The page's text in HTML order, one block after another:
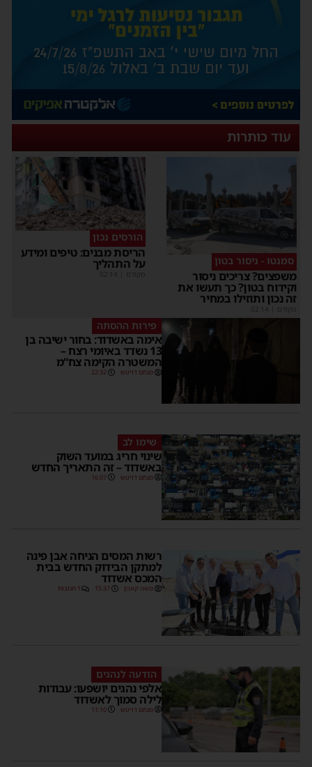
עוד כותרות
סמנטו - ניסור בטון
משפצים? צריכים ניסור
וקידוח בטון? כך תעשו את
זה נכון ותוזילו במחיר
מקודם
הורסים נכון
הריסת מבנים: טיפים ומידע
על התהליך
מקודם
פירות ההסתה
אימה באשדוד: בחור ישיבה בן
13 נשדד באיומי רצח –
המשטרה הקימה צח”מ
מנחם דויטש 22:32
שימו לב
שינוי חריג במועד השוק
באשדוד – זה התאריך החדש
מנחם דויטש 16:07
רשות המסים הניחה אבן פינה
למתקן הבידוק החדש בבית
המכס אשדוד
משה קאהן 15:37 1 תגובות
הודעה לנהגים
אלפי נהגים יושפעו: עבודות
לילה סמוך לאשדוד
מנחם דויטש 11:10